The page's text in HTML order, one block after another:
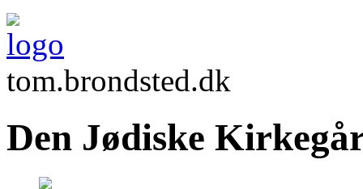
tom.brondsted.dk
Den Jødiske